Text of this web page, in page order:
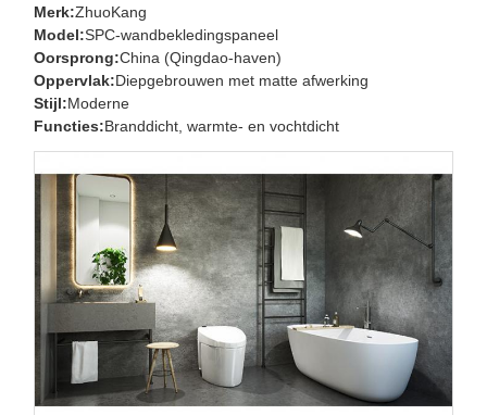
Merk:ZhuoKang
Model:SPC-wandbekledingspaneel
Oorsprong:China (Qingdao-haven)
Oppervlak:Diepgebrouwen met matte afwerking
Stijl:Moderne
Functies:Branddicht, warmte- en vochtdicht